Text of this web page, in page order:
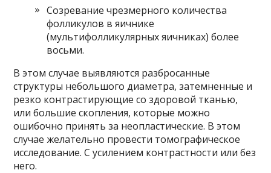
Созревание чрезмерного количества
фолликулов в яичнике
(мультифолликулярных яичниках) более
восьми.
В этом случае выявляются разбросанные
структуры небольшого диаметра, затемненные и
резко контрастирующие со здоровой тканью,
или большие скопления, которые можно
ошибочно принять за неопластические. В этом
случае желательно провести томографическое
исследование. С усилением контрастности или без
него.